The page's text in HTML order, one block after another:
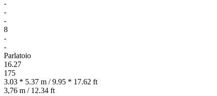
-
-
-
8
-
-
Parlatoio
16.27
175
3.03 * 5.37 m / 9.95 * 17.62 ft
3,76 m / 12.34 ft